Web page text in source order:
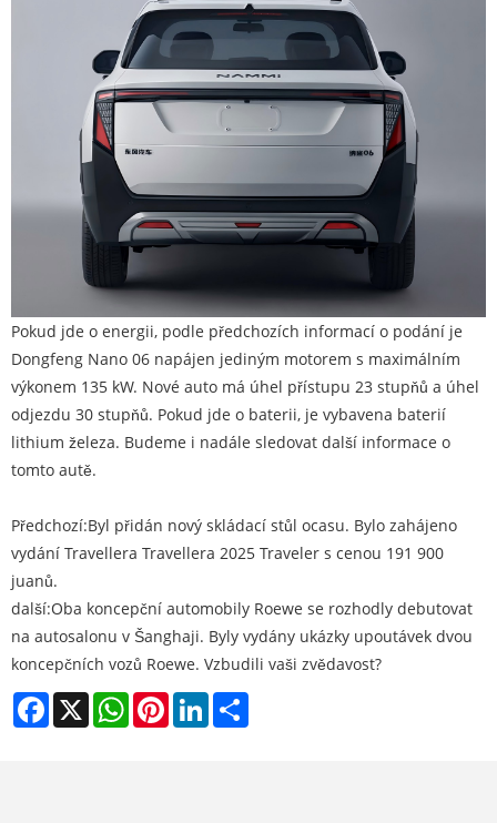
Pokud jde o energii, podle předchozích informací o podání je
Dongfeng Nano 06 napájen jediným motorem s maximálním
výkonem 135 kW. Nové auto má úhel přístupu 23 stupňů a úhel
odjezdu 30 stupňů. Pokud jde o baterii, je vybavena baterií
lithium železa. Budeme i nadále sledovat další informace o
tomto autě.
Předchozí:Byl přidán nový skládací stůl ocasu. Bylo zahájeno
vydání Travellera Travellera 2025 Traveler s cenou 191 900
juanů.
další:Oba koncepční automobily Roewe se rozhodly debutovat
na autosalonu v Šanghaji. Byly vydány ukázky upoutávek dvou
koncepčních vozů Roewe. Vzbudili vaši zvědavost?
Facebook
X WhatsAppPinterestLinkedIn